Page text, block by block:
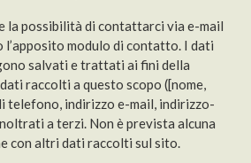
la possibilità di contattarci via e-mail
l’apposito modulo di contatto. I dati
salvati e trattati ai fini della
raccolti a questo scopo ([nome,
telefono, indirizzo e-mail, indirizzo-
a terzi. Non è prevista alcuna
con altri dati raccolti sul sito.